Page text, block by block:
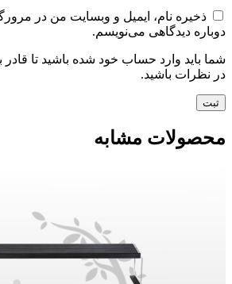
ذخیره نام، ایمیل و وبسایت من در
دوباره دیدگاهی می‌نویسم.
شما باید وارد حساب خود شده باشید تا قادر
در نظرات باشید.
محصولات مشابه